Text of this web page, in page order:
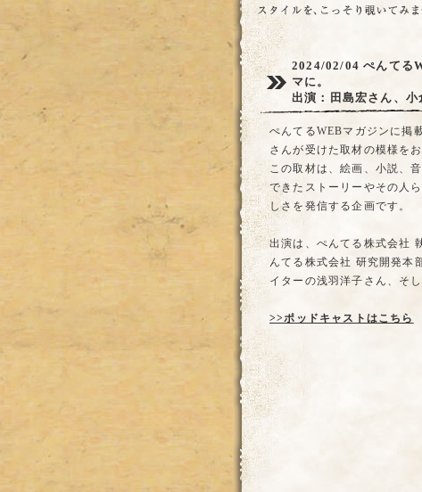
2024/02/04ぺんてる
マに。
出演：田島宏さん、
ぺんてるWEBマガジンに掲
さんが受けた取材の模様をお
この取材は、絵画、小説、
できたストーリーやその人
しさを発信する企画です。
出演は、ぺんてる株式会社
んてる株式会社 研究開発本
イターの浅羽洋子さん、そ
>>ポッドキャストはこちら